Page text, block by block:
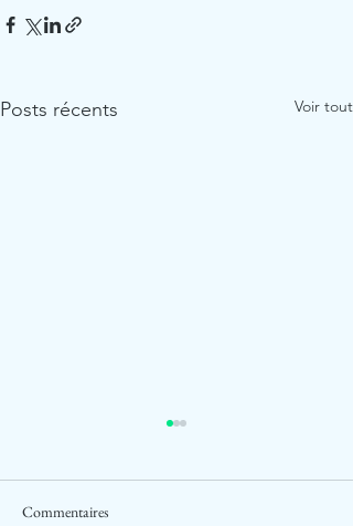
Posts récents Voir tout
Commentaires